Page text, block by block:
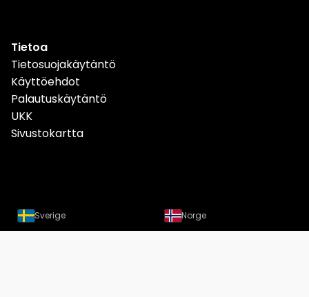
Tietoa
Tietosuojakäytäntö
Käyttöehdot
Palautuskäytäntö
UKK
Sivustokartta
Sverige Norge